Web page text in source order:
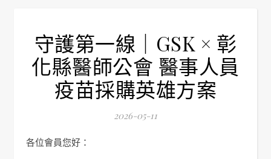
守護第一線｜GSK × 彰
化縣醫師公會 醫事人員
疫苗採購英雄方案
2026-05-11
各位會員您好：